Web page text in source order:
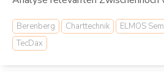
Berenberg Charttechnik ELMOS
TecDax